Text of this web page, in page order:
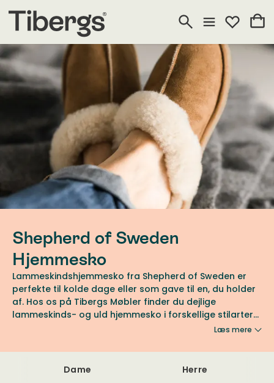
Shepherd of Sweden
Hjemmesko
Lammeskindshjemmesko fra Shepherd of Sweden er
perfekte til kolde dage eller som gave til en, du holder
af. Hos os på Tibergs Møbler finder du dejlige
lammeskinds- og uld hjemmesko i forskellige stilarter
Læs mere
Dame Herre